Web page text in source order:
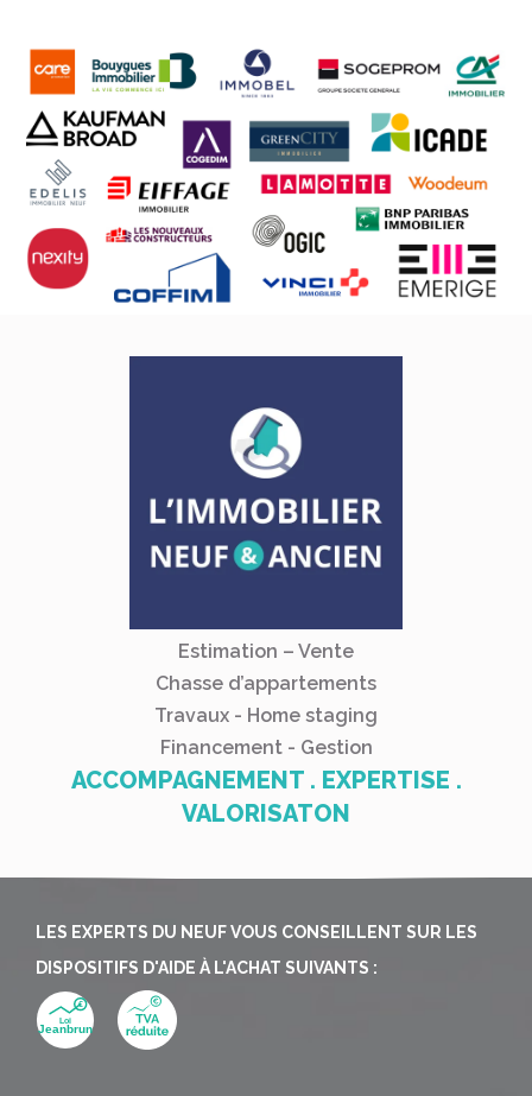
Estimation – Vente
Chasse d’appartements
Travaux - Home staging
Financement - Gestion
ACCOMPAGNEMENT . EXPERTISE .
VALORISATON
LES EXPERTS DU NEUF VOUS CONSEILLENT SUR LES
DISPOSITIFS D'AIDE À L'ACHAT SUIVANTS :